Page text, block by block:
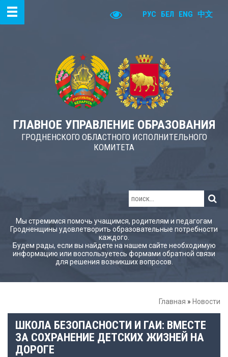
РУС БЕЛ ENG 中文
ГЛАВНОЕ УПРАВЛЕНИЕ ОБРАЗОВАНИЯ
ГРОДНЕНСКОГО ОБЛАСТНОГО ИСПОЛНИТЕЛЬНОГО
КОМИТЕТА
Мы стремимся помочь учащимся, родителям и педагогам
Гродненщины удовлетворить образовательные потребности
каждого.
Будем рады, если вы найдете на нашем сайте необходимую
информацию или воспользуетесь формами обратной связи
для решения возникших вопросов.
Главная » Новости
ШКОЛА БЕЗОПАСНОСТИ И ГАИ: ВМЕСТЕ
ЗА СОХРАНЕНИЕ ДЕТСКИХ ЖИЗНЕЙ НА
ДОРОГЕ